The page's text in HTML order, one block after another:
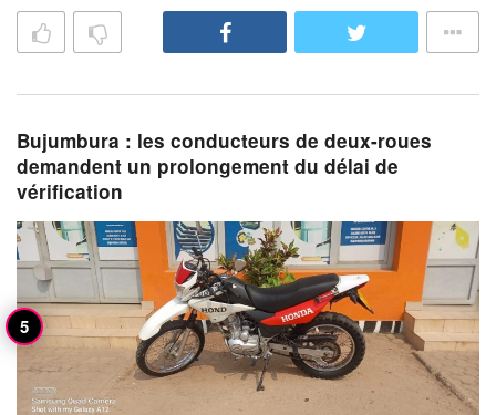
Bujumbura : les conducteurs de deux-roues
demandent un prolongement du délai de
vérification